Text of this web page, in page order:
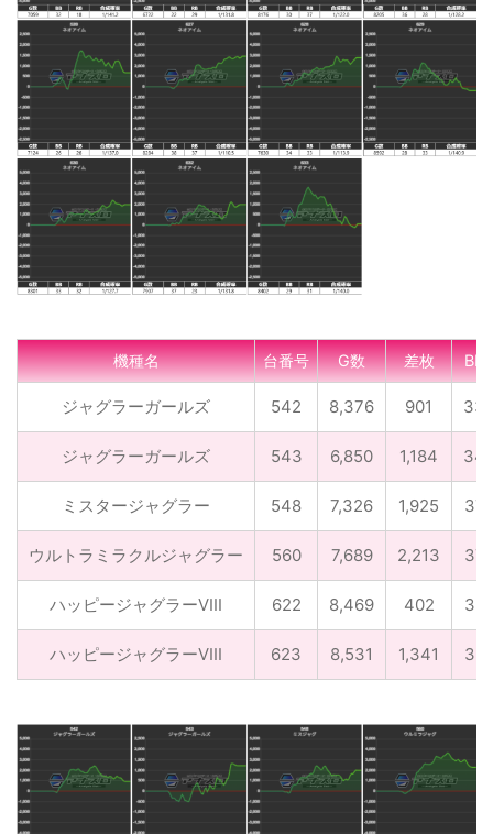
機種名 台番号 G数 差枚 BB
ジャグラーガールズ 542 8,376 901 33
ジャグラーガールズ 543 6,850 1,184 34
ミスタージャグラー 548 7,326 1,925 37
ウルトラミラクルジャグラー 560 7,689 2,213 37
ハッピージャグラーVIII 622 8,469 402 32
ハッピージャグラーVIII 623 8,531 1,341 35